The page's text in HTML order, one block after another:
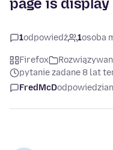
1odpowiedź 1osoba
Firefox
pytanie zadane 8 lat
FredMcD